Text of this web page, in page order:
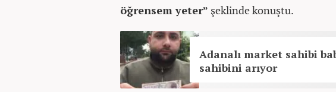
öğrensem yeter” şeklinde konuştu.
Adanalı market sahibi
sahibini arıyor